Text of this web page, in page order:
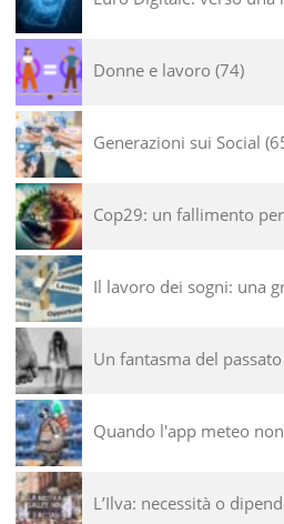
Donne e lavoro 74
Generazioni sui Social
Cop29: un fallimento
Il lavoro dei sogni: una
Un fantasma del
Quando l'app meteo
L’Ilva: necessità o